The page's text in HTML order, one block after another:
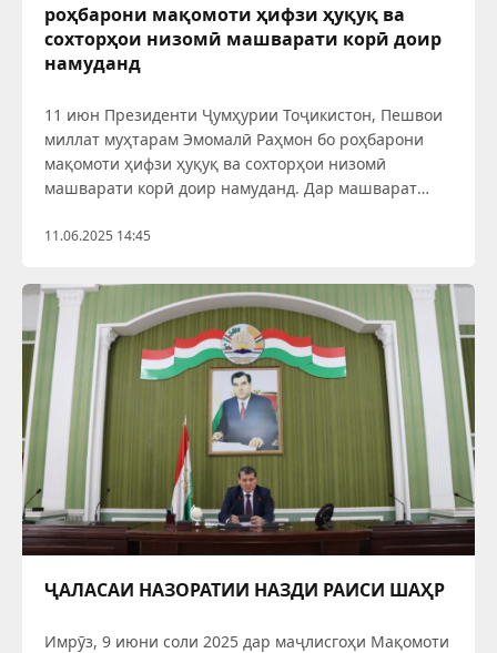
роҳбарони мақомоти ҳифзи ҳуқуқ ва
сохторҳои низомӣ машварати корӣ доир
намуданд
11 июн Президенти Ҷумҳурии Тоҷикистон, Пешвои
миллат муҳтарам Эмомалӣ Раҳмон бо роҳбарони
мақомоти ҳифзи ҳуқуқ ва сохторҳои низомӣ
машварати корӣ доир намуданд. Дар машварат
субот дар кишвар мавриди баррасӣ қарор гирифт.
11.06.2025 14:45
ҶАЛАСАИ НАЗОРАТИИ НАЗДИ РАИСИ ШАҲР
Имрӯз, 9 июни соли 2025 дар маҷлисгоҳи Мақомоти